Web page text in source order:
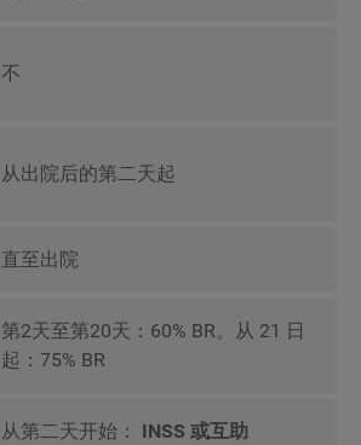
不
从出院后的第二天起
直至出院
第2天至第20天：60% BR。从 21 日
起：75% BR
从第二天开始： INSS 或互助